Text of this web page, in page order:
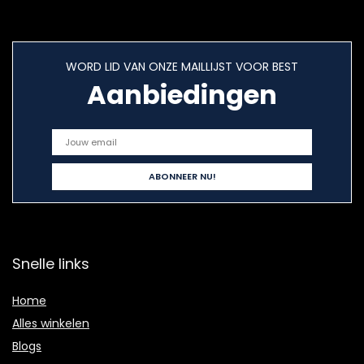
WORD LID VAN ONZE MAILLIJST VOOR BEST
Aanbiedingen
Snelle links
Home
Alles winkelen
Blogs